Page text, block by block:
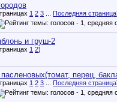
1 2 3 Последняя страница
и груш-2
1 2)
перец,
1 2 3 Последняя страница